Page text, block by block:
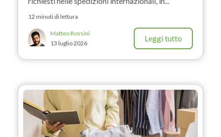
12 minuti di lettura
Matteo Rossini
13 luglio 2026
Leggi tutto